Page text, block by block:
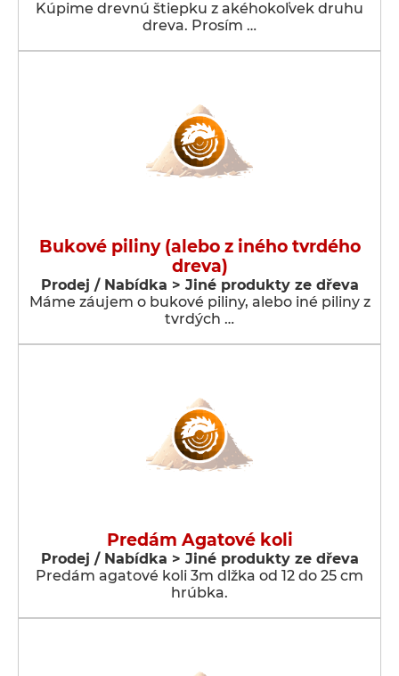
Kúpime drevnú štiepku z akéhokoľvek druhu
dreva. Prosím …
Bukové piliny (alebo z iného tvrdého
dreva)
Prodej / Nabídka > Jiné produkty ze dřeva
Máme záujem o bukové piliny, alebo iné piliny z
tvrdých …
Predám Agatové koli
Prodej / Nabídka > Jiné produkty ze dřeva
Predám agatové koli 3m dlžka od 12 do 25 cm
hrúbka.